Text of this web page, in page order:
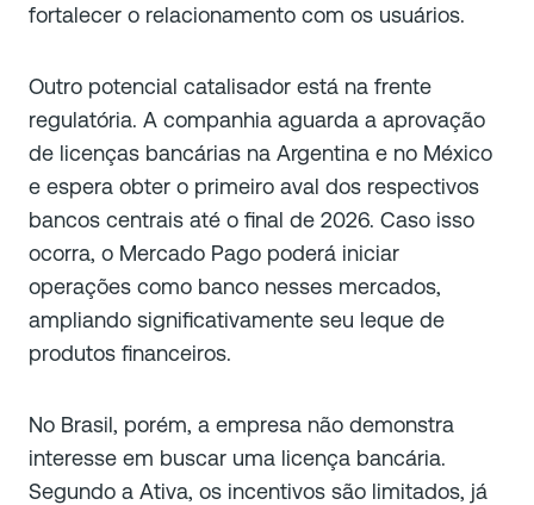
fortalecer o relacionamento com os usuários.
Outro potencial catalisador está na frente
regulatória. A companhia aguarda a aprovação
de licenças bancárias na Argentina e no México
e espera obter o primeiro aval dos respectivos
bancos centrais até o final de 2026. Caso isso
ocorra, o Mercado Pago poderá iniciar
operações como banco nesses mercados,
ampliando significativamente seu leque de
produtos financeiros.
No Brasil, porém, a empresa não demonstra
interesse em buscar uma licença bancária.
Segundo a Ativa, os incentivos são limitados, já